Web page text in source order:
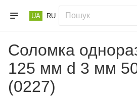
UA RU
Соломка
125 мм d 3 мм
(0227)